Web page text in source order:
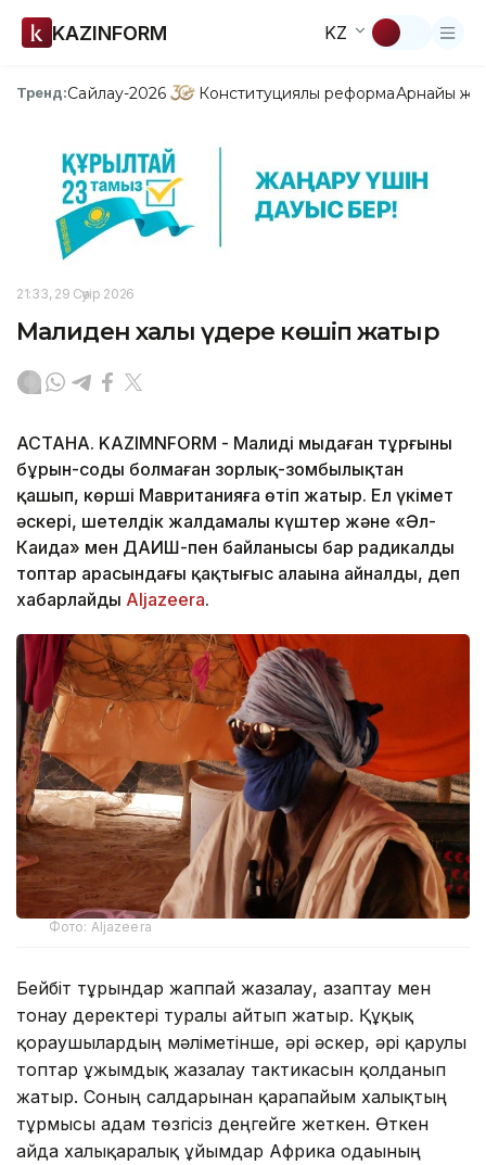
KAZINFORM KZ
Тренд:Сайлау-2026 Конституциялық реформаАрнайы
21:33, 29 Сәуір 2026
Малиден халық үдере көшіп жатыр
АСТАНА. KAZIMNFORM - Малидің мыңдаған тұрғыны
бұрын-соңды болмаған зорлық-зомбылықтан
қашып, көрші Мавританияға өтіп жатыр. Ел үкімет
әскері, шетелдік жалдамалы күштер және «Әл-
Каида» мен ДАИШ-пен байланысы бар радикалды
топтар арасындағы қақтығыс алаңына айналды, деп
хабарлайды Aljazeera.
Фото: Aljazeera
Бейбіт тұрғындар жаппай жазалау, азаптау мен
тонау деректері туралы айтып жатыр. Құқық
қорғаушылардың мәліметінше, әрі әскер, әрі қарулы
топтар ұжымдық жазалау тактикасын қолданып
жатыр. Соның салдарынан қарапайым халықтың
тұрмысы адам төзгісіз деңгейге жеткен. Өткен
айда халықаралық ұйымдар Африка одағының